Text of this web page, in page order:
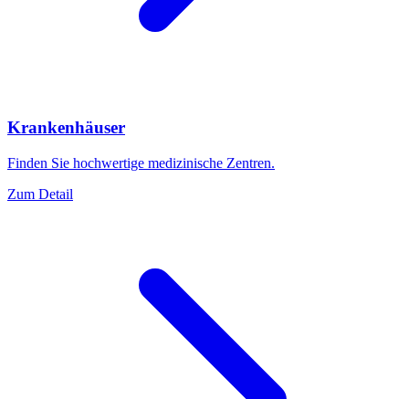
Krankenhäuser
Finden Sie hochwertige medizinische Zentren.
Zum Detail